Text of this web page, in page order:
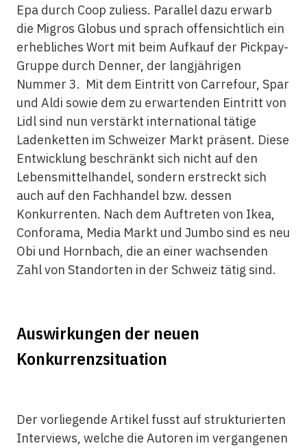
Epa durch Coop zuliess. Parallel dazu erwarb
die Migros Globus und sprach offensichtlich ein
erhebliches Wort mit beim Aufkauf der Pickpay-
Gruppe durch Denner, der langjährigen
Nummer 3. Mit dem Eintritt von Carrefour, Spar
und Aldi sowie dem zu erwartenden Eintritt von
Lidl sind nun verstärkt international tätige
Ladenketten im Schweizer Markt präsent. Diese
Entwicklung beschränkt sich nicht auf den
Lebensmittelhandel, sondern erstreckt sich
auch auf den Fachhandel bzw. dessen
Konkurrenten. Nach dem Auftreten von Ikea,
Conforama, Media Markt und Jumbo sind es neu
Obi und Hornbach, die an einer wachsenden
Zahl von Standorten in der Schweiz tätig sind.
Auswirkungen der neuen
Konkurrenzsituation
Der vorliegende Artikel fusst auf strukturierten
Interviews, welche die Autoren im vergangenen